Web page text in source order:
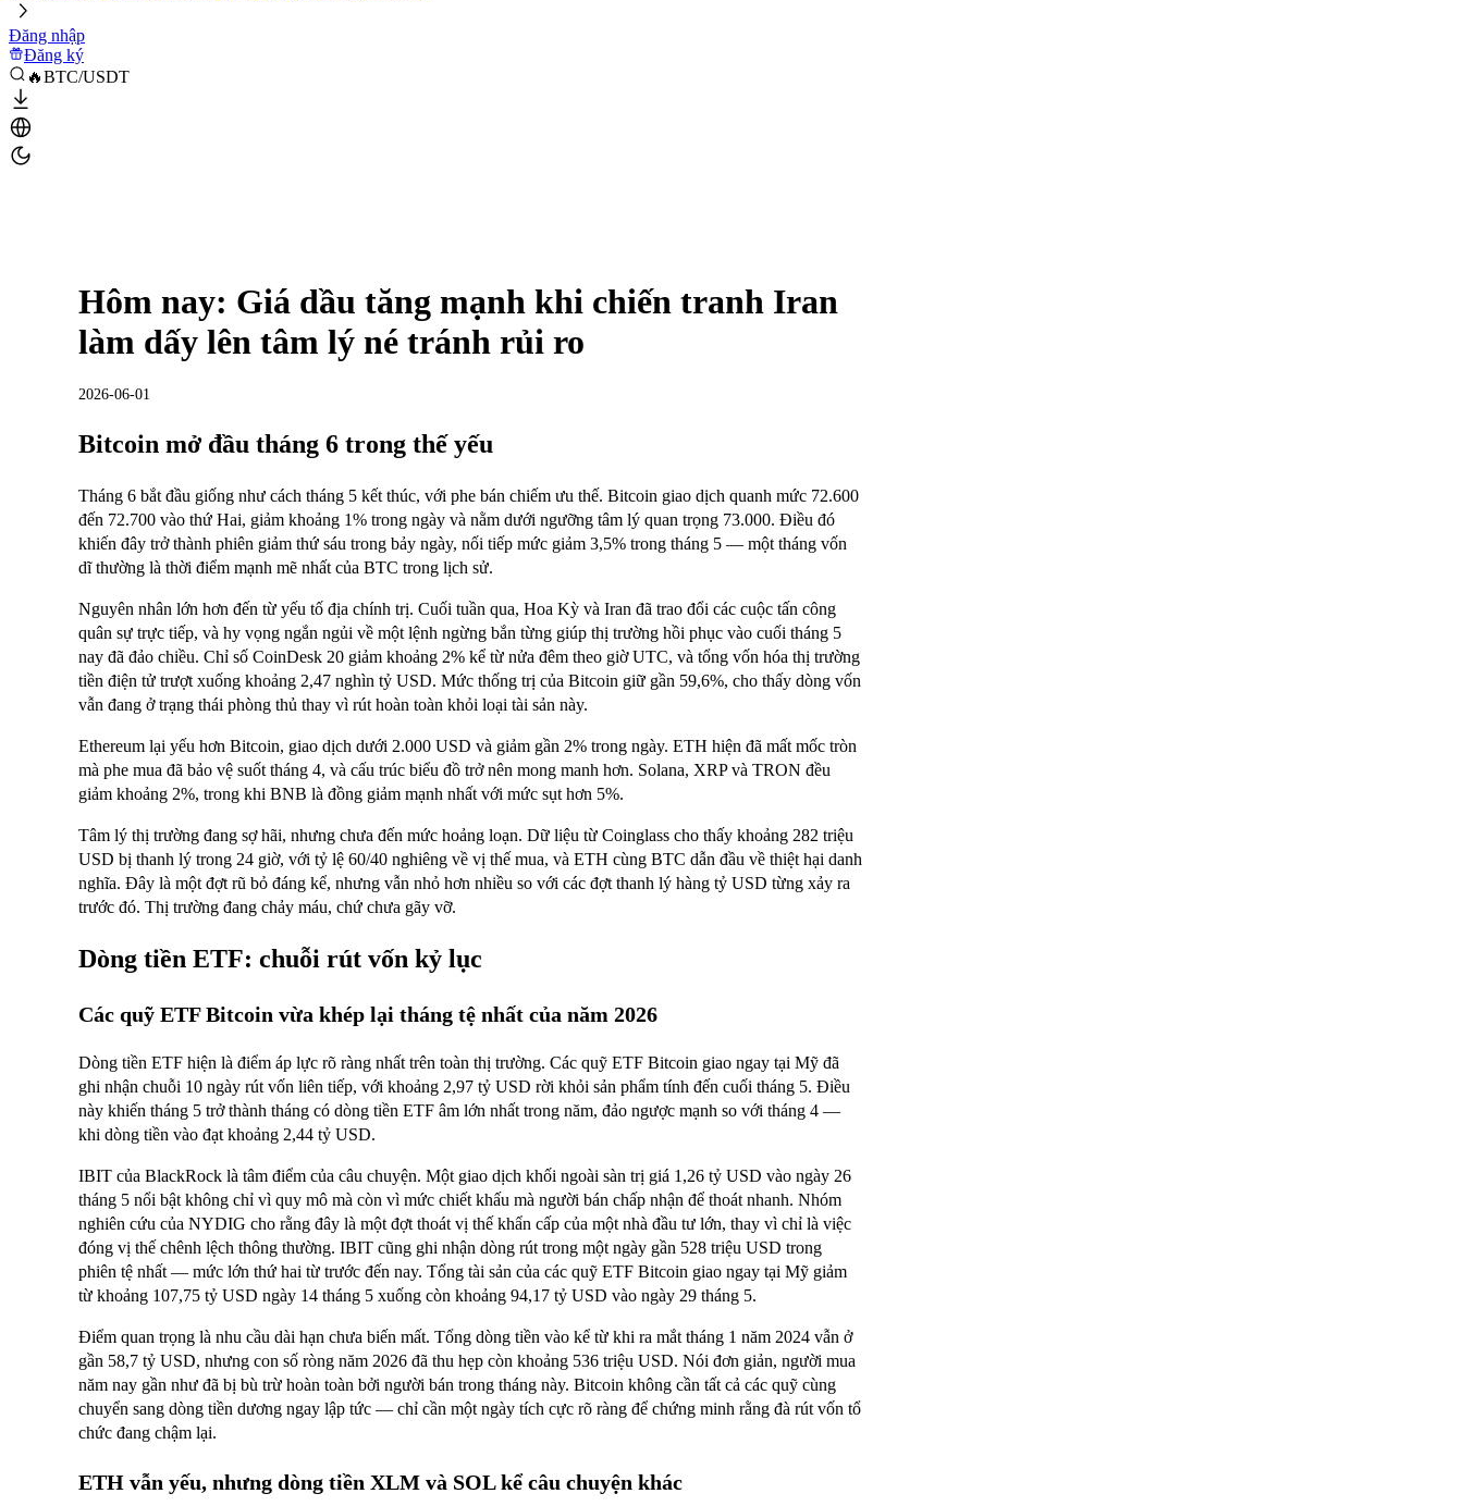
Đăng nhập
Đăng ký
🔥BTC/USDT
Hôm nay: Giá dầu tăng mạnh khi chiến tranh Iran
làm dấy lên tâm lý né tránh rủi ro
2026-06-01
Bitcoin mở đầu tháng 6 trong thế yếu
Tháng 6 bắt đầu giống như cách tháng 5 kết thúc, với phe bán chiếm ưu thế. Bitcoin giao dịch quanh mức 72.600
đến 72.700 vào thứ Hai, giảm khoảng 1% trong ngày và nằm dưới ngưỡng tâm lý quan trọng 73.000. Điều đó
khiến đây trở thành phiên giảm thứ sáu trong bảy ngày, nối tiếp mức giảm 3,5% trong tháng 5 — một tháng vốn
dĩ thường là thời điểm mạnh mẽ nhất của BTC trong lịch sử.
Nguyên nhân lớn hơn đến từ yếu tố địa chính trị. Cuối tuần qua, Hoa Kỳ và Iran đã trao đổi các cuộc tấn công
quân sự trực tiếp, và hy vọng ngắn ngủi về một lệnh ngừng bắn từng giúp thị trường hồi phục vào cuối tháng 5
nay đã đảo chiều. Chỉ số CoinDesk 20 giảm khoảng 2% kể từ nửa đêm theo giờ UTC, và tổng vốn hóa thị trường
tiền điện tử trượt xuống khoảng 2,47 nghìn tỷ USD. Mức thống trị của Bitcoin giữ gần 59,6%, cho thấy dòng vốn
vẫn đang ở trạng thái phòng thủ thay vì rút hoàn toàn khỏi loại tài sản này.
Ethereum lại yếu hơn Bitcoin, giao dịch dưới 2.000 USD và giảm gần 2% trong ngày. ETH hiện đã mất mốc tròn
mà phe mua đã bảo vệ suốt tháng 4, và cấu trúc biểu đồ trở nên mong manh hơn. Solana, XRP và TRON đều
giảm khoảng 2%, trong khi BNB là đồng giảm mạnh nhất với mức sụt hơn 5%.
Tâm lý thị trường đang sợ hãi, nhưng chưa đến mức hoảng loạn. Dữ liệu từ Coinglass cho thấy khoảng 282 triệu
USD bị thanh lý trong 24 giờ, với tỷ lệ 60/40 nghiêng về vị thế mua, và ETH cùng BTC dẫn đầu về thiệt hại danh
nghĩa. Đây là một đợt rũ bỏ đáng kể, nhưng vẫn nhỏ hơn nhiều so với các đợt thanh lý hàng tỷ USD từng xảy ra
trước đó. Thị trường đang chảy máu, chứ chưa gãy vỡ.
Dòng tiền ETF: chuỗi rút vốn kỷ lục
Các quỹ ETF Bitcoin vừa khép lại tháng tệ nhất của năm 2026
Dòng tiền ETF hiện là điểm áp lực rõ ràng nhất trên toàn thị trường. Các quỹ ETF Bitcoin giao ngay tại Mỹ đã
ghi nhận chuỗi 10 ngày rút vốn liên tiếp, với khoảng 2,97 tỷ USD rời khỏi sản phẩm tính đến cuối tháng 5. Điều
này khiến tháng 5 trở thành tháng có dòng tiền ETF âm lớn nhất trong năm, đảo ngược mạnh so với tháng 4 —
khi dòng tiền vào đạt khoảng 2,44 tỷ USD.
IBIT của BlackRock là tâm điểm của câu chuyện. Một giao dịch khối ngoài sàn trị giá 1,26 tỷ USD vào ngày 26
tháng 5 nổi bật không chỉ vì quy mô mà còn vì mức chiết khấu mà người bán chấp nhận để thoát nhanh. Nhóm
nghiên cứu của NYDIG cho rằng đây là một đợt thoát vị thế khẩn cấp của một nhà đầu tư lớn, thay vì chỉ là việc
đóng vị thế chênh lệch thông thường. IBIT cũng ghi nhận dòng rút trong một ngày gần 528 triệu USD trong
phiên tệ nhất — mức lớn thứ hai từ trước đến nay. Tổng tài sản của các quỹ ETF Bitcoin giao ngay tại Mỹ giảm
từ khoảng 107,75 tỷ USD ngày 14 tháng 5 xuống còn khoảng 94,17 tỷ USD vào ngày 29 tháng 5.
Điểm quan trọng là nhu cầu dài hạn chưa biến mất. Tổng dòng tiền vào kể từ khi ra mắt tháng 1 năm 2024 vẫn ở
gần 58,7 tỷ USD, nhưng con số ròng năm 2026 đã thu hẹp còn khoảng 536 triệu USD. Nói đơn giản, người mua
năm nay gần như đã bị bù trừ hoàn toàn bởi người bán trong tháng này. Bitcoin không cần tất cả các quỹ cùng
chuyển sang dòng tiền dương ngay lập tức — chỉ cần một ngày tích cực rõ ràng để chứng minh rằng đà rút vốn tổ
chức đang chậm lại.
ETH vẫn yếu, nhưng dòng tiền XLM và SOL kể câu chuyện khác